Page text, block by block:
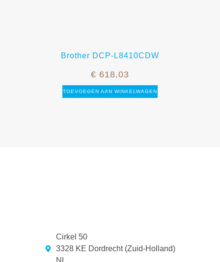
Brother DCP-L8410CDW
€ 618,03
TOEVOEGEN AAN WINKELWAGEN
Cirkel 50
3328 KE Dordrecht (Zuid-Holland)
NL